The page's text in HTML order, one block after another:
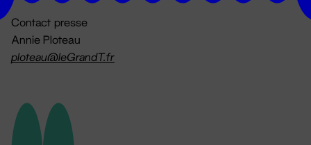
Contact presse
Annie Ploteau
ploteau@leGrandT.fr